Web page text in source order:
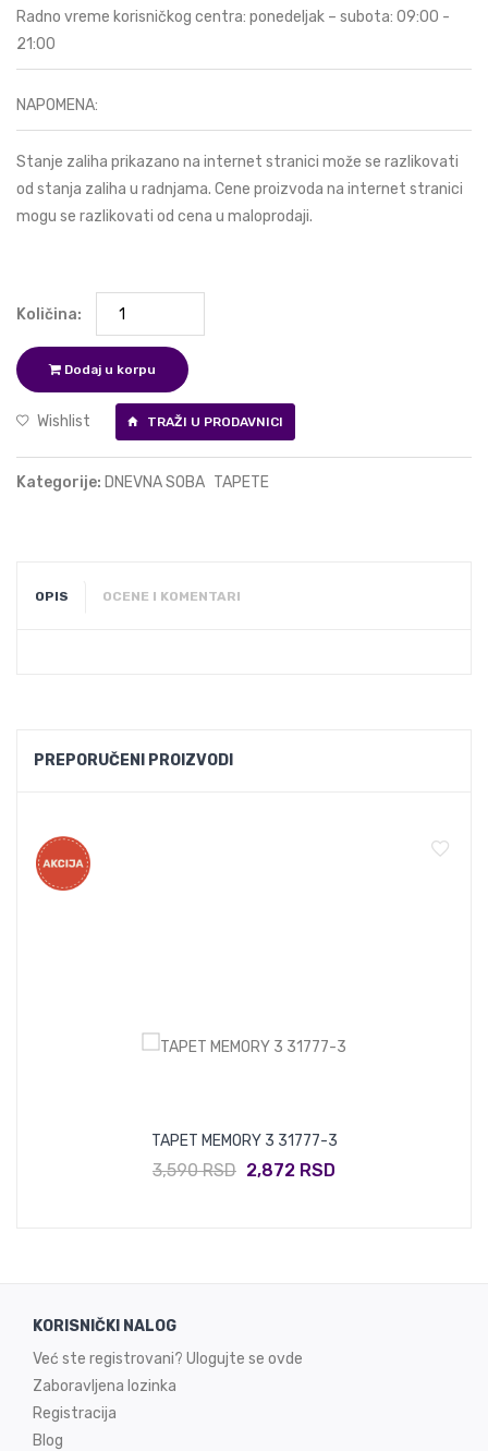
Radno vreme korisničkog centra: ponedeljak – subota: 09:00 -
21:00
NAPOMENA:
Stanje zaliha prikazano na internet stranici može se razlikovati
od stanja zaliha u radnjama. Cene proizvoda na internet stranici
mogu se razlikovati od cena u maloprodaji.
Količina:
Dodaj u korpu
Wishlist TRAŽI U PRODAVNICI
Kategorije: DNEVNA SOBA TAPETE
OPIS OCENE I KOMENTARI
PREPORUČENI PROIZVODI
TAPET MEMORY 3 31777-3
3,590 RSD 2,872 RSD
KORISNIČKI NALOG
Već ste registrovani? Ulogujte se ovde
Zaboravljena lozinka
Registracija
Blog